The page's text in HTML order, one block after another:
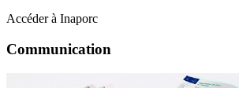
Accéder à Inaporc
Communication